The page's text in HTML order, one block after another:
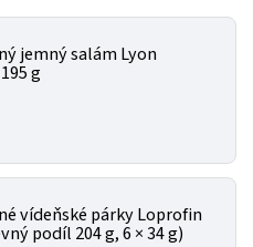
jemný salám Lyon
g
vídeňské párky Loprofin
podíl 204 g, 6 × 34 g)